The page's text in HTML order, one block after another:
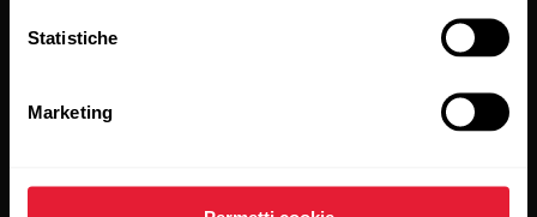
Statistiche
Marketing
Resta aggiornato.